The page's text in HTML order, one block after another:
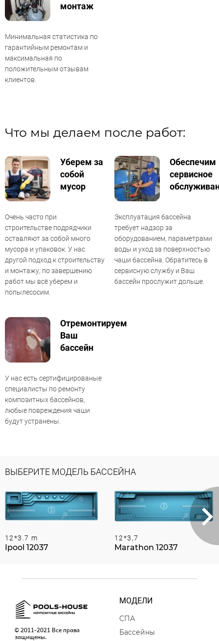
монтаж
Минимальная статистика по
гарантийным ремонтам и
максимальная по
положительным отзывам
клиентов.
Что мы делаем после работ:
Уберем за
собой
мусор
Очень часто при
строительстве подрядчики
оставляют за собой много
мусора и упаковок. У нас
другой подход к строительству
и монтажу, по завершению
работ мы всё уберем и
попылесосим.
Обеспечим
сервисное
Эксплуатация бассейна
требует надзор за
оборудованием, параметрами
воды и уход за поверхностью
чаши бассейна. Обратитесь в
сервисную службу и Ваш
бассейн прослужит дольше.
Отремонтируем
Ваш
бассейн
У нас есть сертифицированые
специалисты по ремонту
композитных бассейнов,
любые повреждения чаши
будут устранены.
ВЫБЕРИТЕ МОДЕЛЬ БАССЕЙНА
12*3.7 m
Ipool 12037
12*3,7
Marathon 12037
© 2011-2021 Все права
защищены.
МОДЕЛИ
СПА
Бассейны